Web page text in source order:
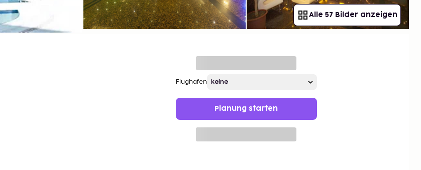
Alle 57 Bilder anzeigen
Flughafen
Planung starten